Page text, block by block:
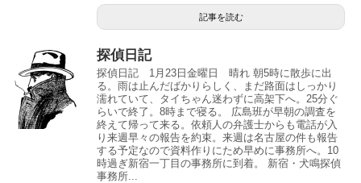
記事を読む
探偵日記
探偵日記 1月23日金曜日 晴れ 朝5時に散歩に出
る。雨は止んだばかりらしく、まだ路面はしっかり
濡れていて、タイちゃん迷わずに高架下へ。25分ぐ
らいで終了。8時まで寝る。 広島班が早朝の調査を
終えて帰って来る。依頼人の弁護士からも電話が入
り来週早々の報告を約束。来週は名古屋の件も報告
する予定なので資料作りにため早めに事務所へ。10
時過ぎ新宿一丁目の事務所に到着。 新宿・犬鳴探偵
事務所...